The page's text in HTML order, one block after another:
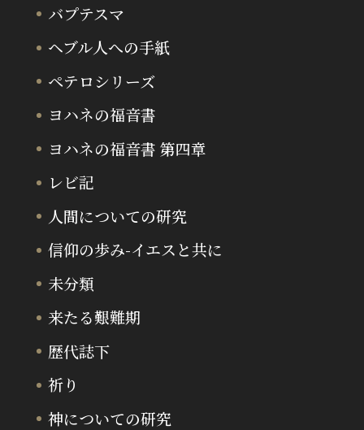
バプテスマ
ヘブル人への手紙
ペテロシリーズ
ヨハネの福音書
ヨハネの福音書 第四章
レビ記
人間についての研究
信仰の歩み-イエスと共に
未分類
来たる艱難期
歴代誌下
祈り
神についての研究